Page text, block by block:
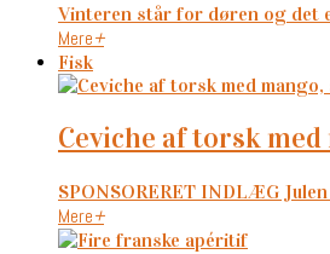
Vinteren står for døren og det
Mere+
Fisk
ceviche af torsk
SPONSORERET INDLÆG
Mere+